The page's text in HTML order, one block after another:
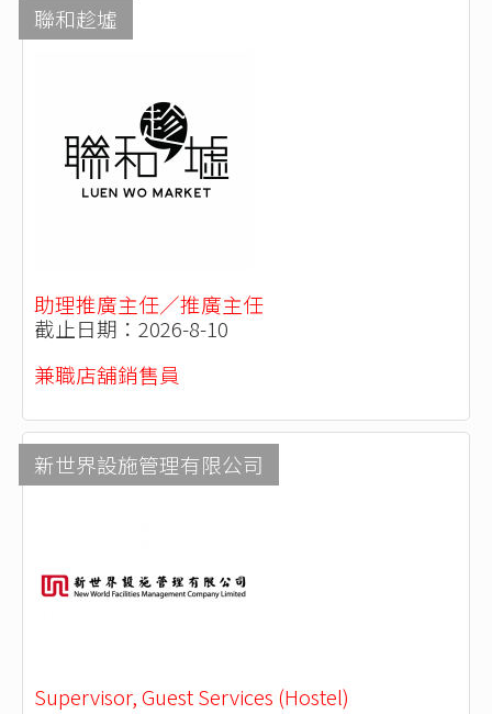
聯和趁墟
助理推廣主任／推廣主任
截止日期：2026-8-10
兼職店舖銷售員
新世界設施管理有限公司
Supervisor, Guest Services (Hostel)